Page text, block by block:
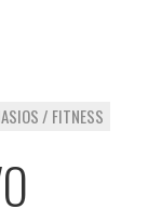
/ FITNESS